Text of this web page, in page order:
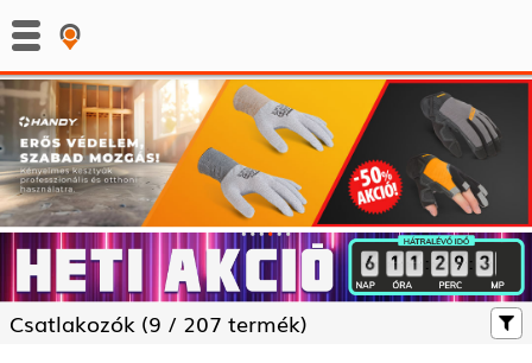
: :
Csatlakozók (9 / 207 termék)